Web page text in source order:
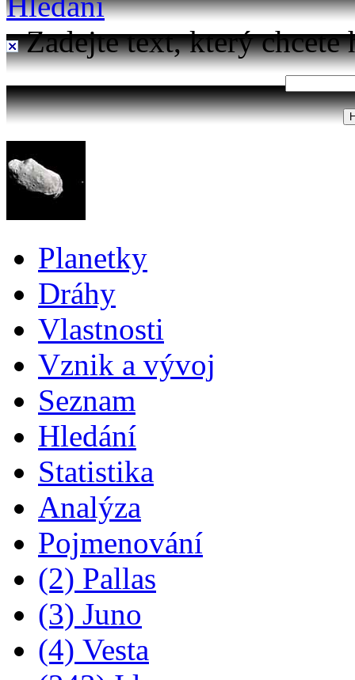
Zadejte text, který chcete
Planetky
Dráhy
Vlastnosti
Vznik a vývoj
Seznam
Hledání
Statistika
Analýza
Pojmenování
(2) Pallas
(3) Juno
(4) Vesta